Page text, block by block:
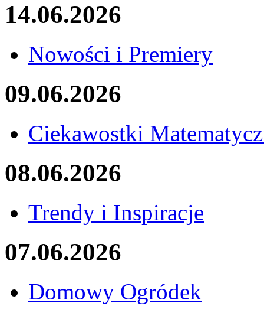
14.06.2026
Nowości i Premiery
09.06.2026
Ciekawostki
08.06.2026
Trendy i Inspiracje
07.06.2026
Domowy Ogródek